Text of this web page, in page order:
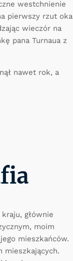
westchnienie
pierwszy rzut oka
wieczór na
pana Turnaua z
nawet rok, a
głównie
moim
mieszkańców.
mieszkających.